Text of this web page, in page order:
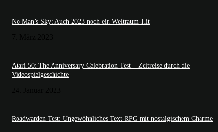
No Man’s Sky: Auch 2023 noch ein Weltraum-Hit
Atari 50: The Anniversary Celebration Test – Zeitreise durch die
Videospielgeschichte
Roadwarden Test: Ungewöhnliches Text-RPG mit nostalgischem Charme